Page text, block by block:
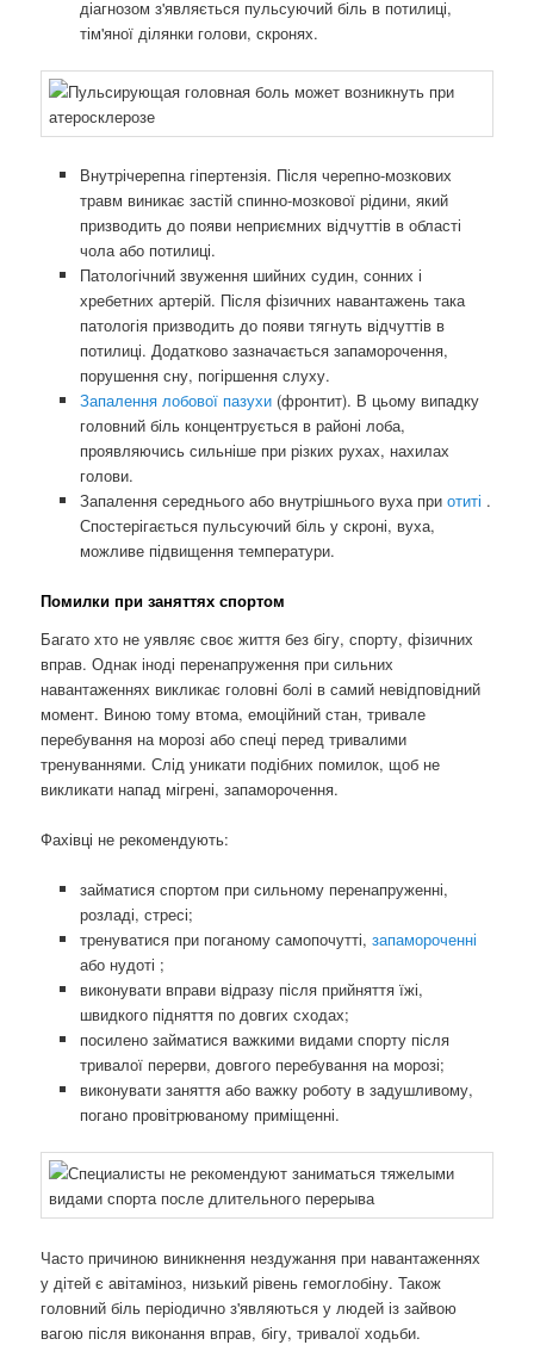
діагнозом з'являється пульсуючий біль в потилиці,
тім'яної ділянки голови, скронях.
Внутрічерепна гіпертензія. Після черепно-мозкових
травм виникає застій спинно-мозкової рідини, який
призводить до появи неприємних відчуттів в області
чола або потилиці.
Патологічний звуження шийних судин, сонних і
хребетних артерій. Після фізичних навантажень така
патологія призводить до появи тягнуть відчуттів в
потилиці. Додатково зазначається запаморочення,
порушення сну, погіршення слуху.
Запалення лобової пазухи (фронтит). В цьому випадку
головний біль концентрується в районі лоба,
проявляючись сильніше при різких рухах, нахилах
голови.
Запалення середнього або внутрішнього вуха при отиті .
Спостерігається пульсуючий біль у скроні, вуха,
можливе підвищення температури.
Помилки при заняттях спортом
Багато хто не уявляє своє життя без бігу, спорту, фізичних
вправ. Однак іноді перенапруження при сильних
навантаженнях викликає головні болі в самий невідповідний
момент. Виною тому втома, емоційний стан, тривале
перебування на морозі або спеці перед тривалими
тренуваннями. Слід уникати подібних помилок, щоб не
викликати напад мігрені, запаморочення.
Фахівці не рекомендують:
займатися спортом при сильному перенапруженні,
розладі, стресі;
тренуватися при поганому самопочутті, запамороченні
або нудоті ;
виконувати вправи відразу після прийняття їжі,
швидкого підняття по довгих сходах;
посилено займатися важкими видами спорту після
тривалої перерви, довгого перебування на морозі;
виконувати заняття або важку роботу в задушливому,
погано провітрюваному приміщенні.
Часто причиною виникнення нездужання при навантаженнях
у дітей є авітаміноз, низький рівень гемоглобіну. Також
головний біль періодично з'являються у людей із зайвою
вагою після виконання вправ, бігу, тривалої ходьби.